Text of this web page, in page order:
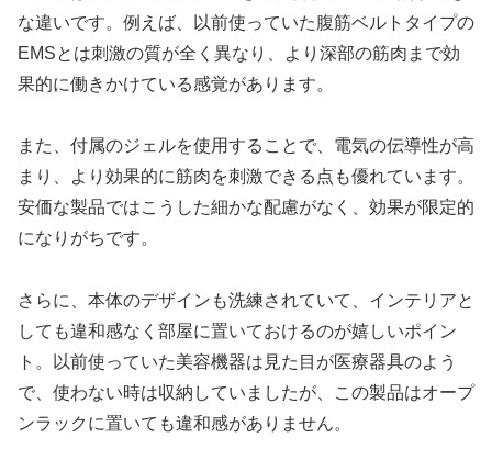
な違いです。例えば、以前使っていた腹筋ベルトタイプの
EMSとは刺激の質が全く異なり、より深部の筋肉まで効
果的に働きかけている感覚があります。
また、付属のジェルを使用することで、電気の伝導性が高
まり、より効果的に筋肉を刺激できる点も優れています。
安価な製品ではこうした細かな配慮がなく、効果が限定的
になりがちです。
さらに、本体のデザインも洗練されていて、インテリアと
しても違和感なく部屋に置いておけるのが嬉しいポイン
ト。以前使っていた美容機器は見た目が医療器具のよう
で、使わない時は収納していましたが、この製品はオープ
ンラックに置いても違和感がありません。